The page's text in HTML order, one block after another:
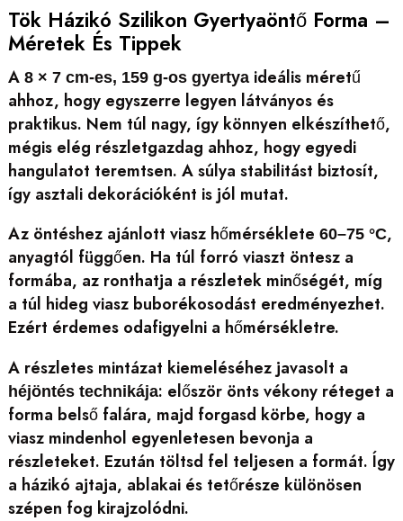
Tök Házikó Szilikon Gyertyaöntő Forma –
Méretek És Tippek
A 8 × 7 cm-es, 159 g-os gyertyaideális méretű
ahhoz, hogy egyszerre legyen látványos és
praktikus. Nem túl nagy, így könnyen elkészíthető,
mégis elég részletgazdag ahhoz, hogy egyedi
hangulatot teremtsen. A súlya stabilitást biztosít,
így asztali dekorációként is jól mutat.
Az öntéshez ajánlott viasz hőmérséklete 60–75 °C,
anyagtól függően. Ha túl forró viaszt öntesz a
formába, az ronthatja a részletek minőségét, míg
a túl hideg viasz buborékosodást eredményezhet.
Ezért érdemes odafigyelni a hőmérsékletre.
A részletes mintázat kiemeléséhez javasolt a
héjöntés technikája: először önts vékony réteget a
forma belső falára, majd forgasd körbe, hogy a
viasz mindenhol egyenletesen bevonja a
részleteket. Ezután töltsd fel teljesen a formát. Így
a házikó ajtaja, ablakai és tetőrésze különösen
szépen fog kirajzolódni.